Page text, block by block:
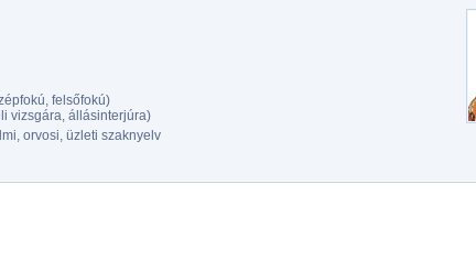
felsőfokú)
vizsgára, állásinterjúra)
orvosi, üzleti szaknyelv